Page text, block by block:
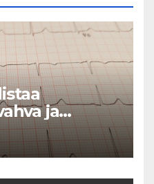
ja
puolesta